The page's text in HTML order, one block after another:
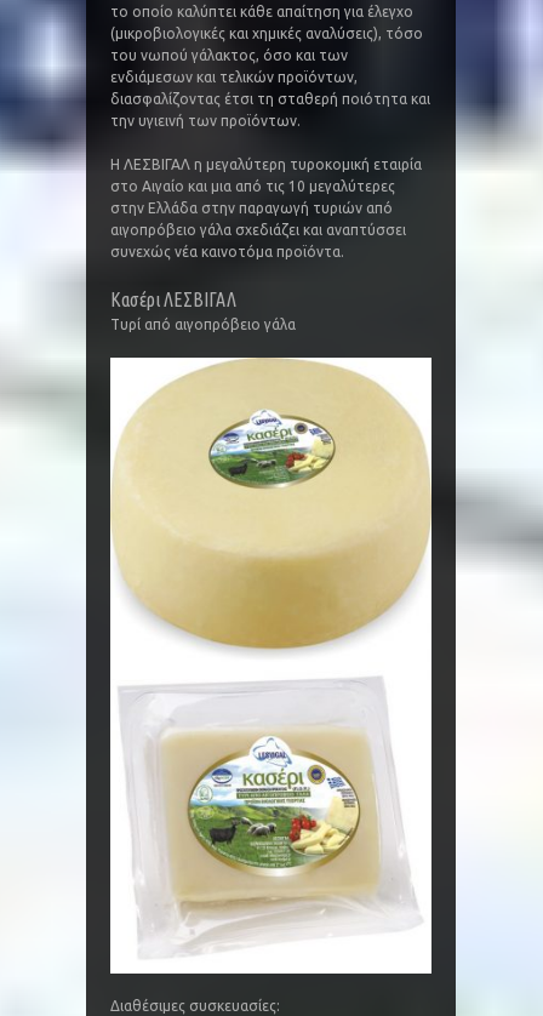
το οποίο καλύπτει κάθε απαίτηση για έλεγχο
(μικροβιολογικές και χημικές αναλύσεις), τόσο
του νωπού γάλακτος, όσο και των
ενδιάμεσων και τελικών προϊόντων,
διασφαλίζοντας έτσι τη σταθερή ποιότητα και
την υγιεινή των προϊόντων.
Η ΛΕΣΒΙΓΑΛ η μεγαλύτερη τυροκομική εταιρία
στο Αιγαίο και μια από τις 10 μεγαλύτερες
στην Ελλάδα στην παραγωγή τυριών από
αιγοπρόβειο γάλα σχεδιάζει και αναπτύσσει
συνεχώς νέα καινοτόμα προϊόντα.
Κασέρι ΛΕΣΒΙΓΑΛ
Τυρί από αιγοπρόβειο γάλα
Διαθέσιμες συσκευασίες: